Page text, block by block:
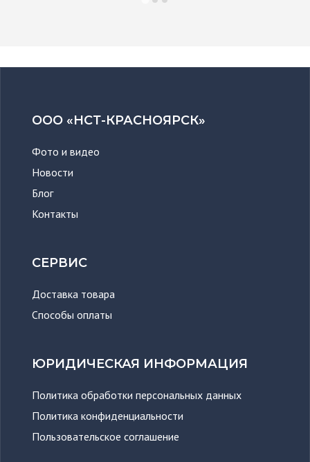
ООО «НСТ-КРАСНОЯРСК»
Фото и видео
Новости
Блог
Контакты
СЕРВИС
Доставка товара
Способы оплаты
ЮРИДИЧЕСКАЯ ИНФОРМАЦИЯ
Политика обработки персональных данных
Политика конфиденциальности
Пользовательское соглашение